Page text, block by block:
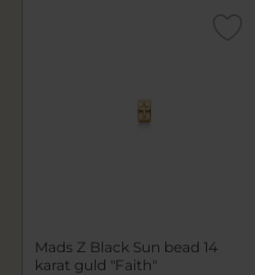
Mads Z Black Sun bead 14
karat guld "Faith"